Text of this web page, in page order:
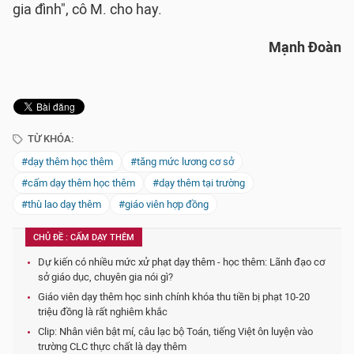
gia đình", cô M. cho hay.
Mạnh Đoàn
TỪ KHÓA:
#dạy thêm học thêm
#tăng mức lương cơ sở
#cấm dạy thêm học thêm
#dạy thêm tại trường
#thù lao dạy thêm
#giáo viên hợp đồng
CHỦ ĐỀ : CẤM DẠY THÊM
Dự kiến có nhiều mức xử phạt dạy thêm - học thêm: Lãnh đạo cơ
sở giáo dục, chuyên gia nói gì?
Giáo viên dạy thêm học sinh chính khóa thu tiền bị phạt 10-20
triệu đồng là rất nghiêm khắc
Clip: Nhân viên bật mí, câu lạc bộ Toán, tiếng Việt ôn luyện vào
trường CLC thực chất là dạy thêm